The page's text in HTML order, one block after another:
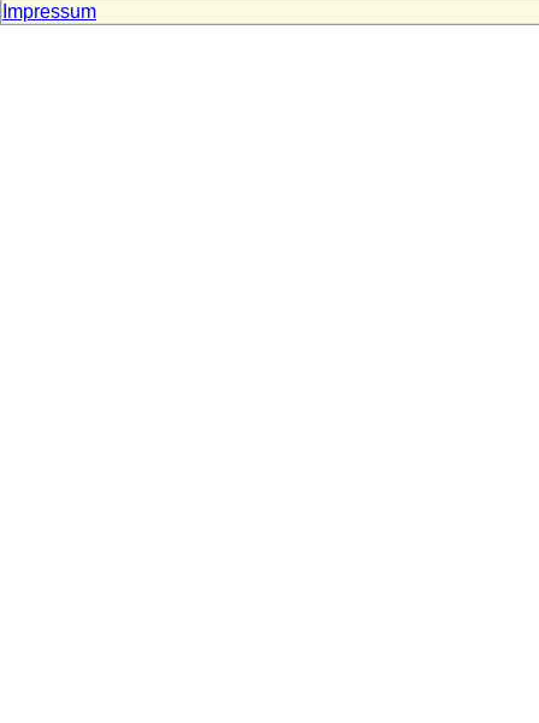
Mausoleum Stadthagen
Impressum